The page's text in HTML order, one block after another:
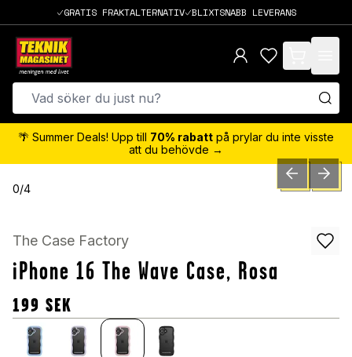
GRATIS FRAKTALTERNATIV BLIXTSNABB LEVERANS
items in cart,
🌴 Summer Deals! Upp till 70% rabatt på prylar du inte visste
att du behövde →
0/4 PREVIOUSNEXT
The Case Factory
iPhone 16 The Wave Case, Rosa
199 SEK